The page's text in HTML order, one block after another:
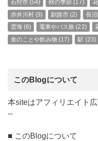
石狩市(54) 秋の季節 (17)
赤井川村(9) 釧路市 (2) 長
雲海(6) 電車やバス旅 (22)
食のことや飲み物 (17) 駅 (23)
このBlogについて
本siteはアフィリエイト
--
■ このBlogについて